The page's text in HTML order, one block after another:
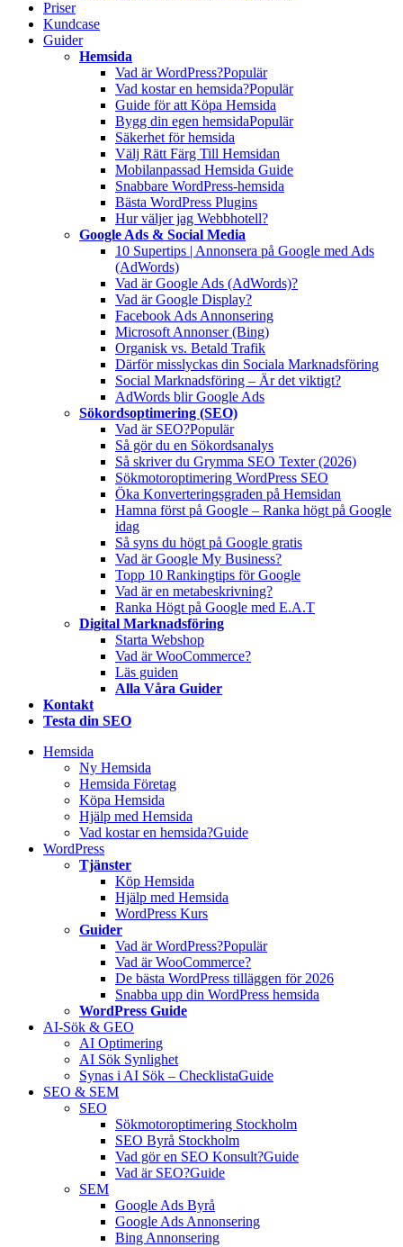
Priser
Kundcase
Guider
Hemsida
Vad är WordPress?Populär
Vad kostar en hemsida?Populär
Guide för att Köpa Hemsida
Bygg din egen hemsidaPopulär
Säkerhet för hemsida
Välj Rätt Färg Till Hemsidan
Mobilanpassad Hemsida Guide
Snabbare WordPress-hemsida
Bästa WordPress Plugins
Hur väljer jag Webbhotell?
Google Ads & Social Media
10 Supertips | Annonsera på Google med Ads
(AdWords)
Vad är Google Ads (AdWords)?
Vad är Google Display?
Facebook Ads Annonsering
Microsoft Annonser (Bing)
Organisk vs. Betald Trafik
Därför misslyckas din Sociala Marknadsföring
Social Marknadsföring – Är det viktigt?
AdWords blir Google Ads
Sökordsoptimering (SEO)
Vad är SEO?Populär
Så gör du en Sökordsanalys
Så skriver du Grymma SEO Texter (2026)
Sökmotoroptimering WordPress SEO
Öka Konverteringsgraden på Hemsidan
Hamna först på Google – Ranka högt på Google
idag
Så syns du högt på Google gratis
Vad är Google My Business?
Topp 10 Rankingtips för Google
Vad är en metabeskrivning?
Ranka Högt på Google med E.A.T
Digital Marknadsföring
Starta Webshop
Vad är WooCommerce?
Läs guiden
Alla Våra Guider
Kontakt
Testa din SEO
Hemsida
Ny Hemsida
Hemsida Företag
Köpa Hemsida
Hjälp med Hemsida
Vad kostar en hemsida?Guide
WordPress
Tjänster
Köp Hemsida
Hjälp med Hemsida
WordPress Kurs
Guider
Vad är WordPress?Populär
Vad är WooCommerce?
De bästa WordPress tilläggen för 2026
Snabba upp din WordPress hemsida
WordPress Guide
AI-Sök & GEO
AI Optimering
AI Sök Synlighet
Synas i AI Sök – ChecklistaGuide
SEO & SEM
SEO
Sökmotoroptimering Stockholm
SEO Byrå Stockholm
Vad gör en SEO Konsult?Guide
Vad är SEO?Guide
SEM
Google Ads Byrå
Google Ads Annonsering
Bing Annonsering